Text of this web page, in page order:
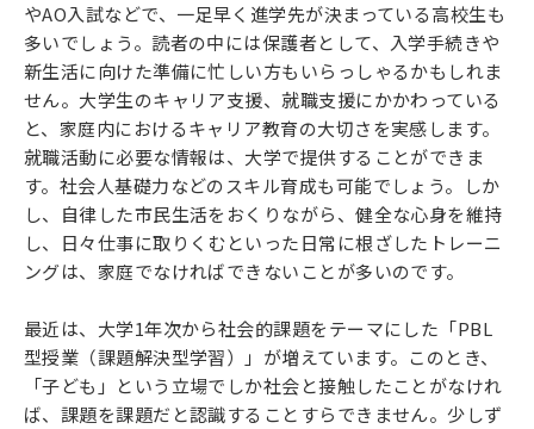
やAO入試などで、一足早く進学先が決まっている高校生も
多いでしょう。読者の中には保護者として、入学手続きや
新生活に向けた準備に忙しい方もいらっしゃるかもしれま
せん。大学生のキャリア支援、就職支援にかかわっている
と、家庭内におけるキャリア教育の大切さを実感します。
就職活動に必要な情報は、大学で提供することができま
す。社会人基礎力などのスキル育成も可能でしょう。しか
し、自律した市民生活をおくりながら、健全な心身を維持
し、日々仕事に取りくむといった日常に根ざしたトレーニ
ングは、家庭でなければできないことが多いのです。
最近は、大学1年次から社会的課題をテーマにした「PBL
型授業（課題解決型学習）」が増えています。このとき、
「子ども」という立場でしか社会と接触したことがなけれ
ば、課題を課題だと認識することすらできません。少しず